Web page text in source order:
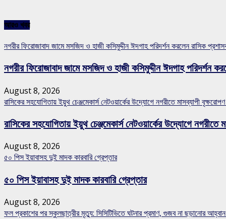
আরও খবর
নগরীর ফিরোজাবাদ জামে মসজিদ ও হাজী কসিমুদ্দীন ঈদগাহ পরিদর্শন করলেন রাসিক
নগরীর ফিরোজাবাদ জামে মসজিদ ও হাজী কসিমুদ্দীন ঈদগাহ পরিদর্শন
August 8, 2026
রাসিকের সহযোগিতায় ইয়ুথ চেঞ্জমেকার্স নেটওয়ার্কের উদ্যোগে নগরীতে মাসব্যাপী
রাসিকের সহযোগিতায় ইয়ুথ চেঞ্জমেকার্স নেটওয়ার্কের উদ্যোগে নগরীতে
August 8, 2026
৫০ পিস ইয়াবাসহ দুই মাদক কারবারি গ্রেপ্তার
৫০ পিস ইয়াবাসহ দুই মাদক কারবারি গ্রেপ্তার
August 8, 2026
ফল প্রকাশের পর স্কুলছাত্রীর মৃত্যু: সিসিটিভিতে ঘটনার প্রমাণ, গুজব না ছড়ানোর